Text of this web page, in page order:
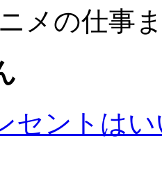
メの仕事
セントは